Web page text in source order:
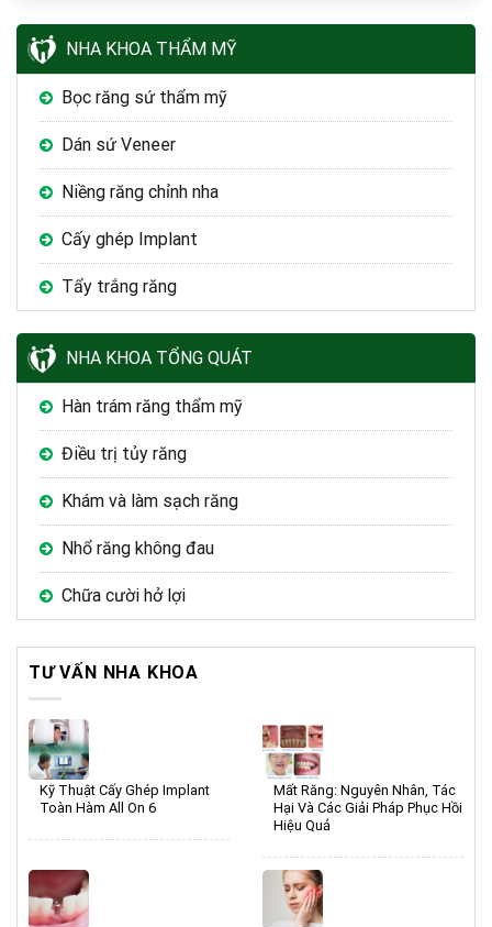
NHA KHOA THẨM MỸ
Bọc răng sứ thẩm mỹ
Dán sứ Veneer
Niềng răng chỉnh nha
Cấy ghép Implant
Tẩy trắng răng
NHA KHOA TỔNG QUÁT
Hàn trám răng thẩm mỹ
Điều trị tủy răng
Khám và làm sạch răng
Nhổ răng không đau
Chữa cười hở lợi
TƯ VẤN NHA KHOA
Kỹ Thuật Cấy Ghép Implant
Toàn Hàm All On 6
Mất Răng: Nguyên Nhân, Tác
Hại Và Các Giải Pháp Phục Hồi
Hiệu Quả